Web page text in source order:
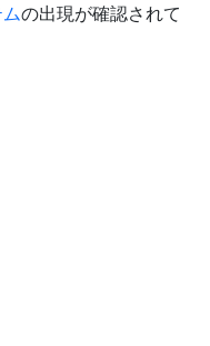
の出現が確認されて